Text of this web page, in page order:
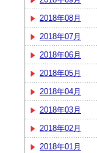
2018年08月
2018年07月
2018年06月
2018年05月
2018年04月
2018年03月
2018年02月
2018年01月